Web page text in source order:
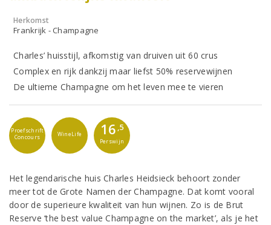
Herkomst
Frankrijk - Champagne
Charles’ huisstijl, afkomstig van druiven uit 60 crus
Complex en rijk dankzij maar liefst 50% reservewijnen
De ultieme Champagne om het leven mee te vieren
Proefschrift
Concours
WineLife 16 ,5
Perswijn
Het legendarische huis Charles Heidsieck behoort zonder
meer tot de Grote Namen der Champagne. Dat komt vooral
door de superieure kwaliteit van hun wijnen. Zo is de Brut
Reserve ‘the best value Champagne on the market’, als je het